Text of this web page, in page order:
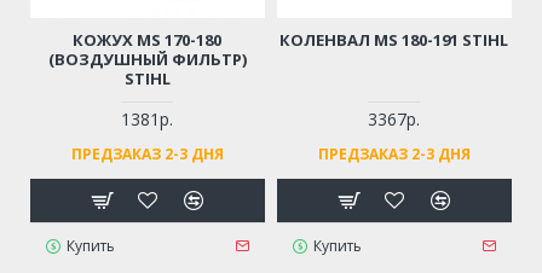
КОЖУХ MS 170-180
(ВОЗДУШНЫЙ ФИЛЬТР)
STIHL
1381р.
ПРЕДЗАКАЗ 2-3 ДНЯ
Купить
КОЛЕНВАЛ MS 180-191 STIHL
3367р.
ПРЕДЗАКАЗ 2-3 ДНЯ
Купить